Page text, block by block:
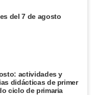
del 7 de agosto
actividades y
didácticas de primer
ciclo de primaria